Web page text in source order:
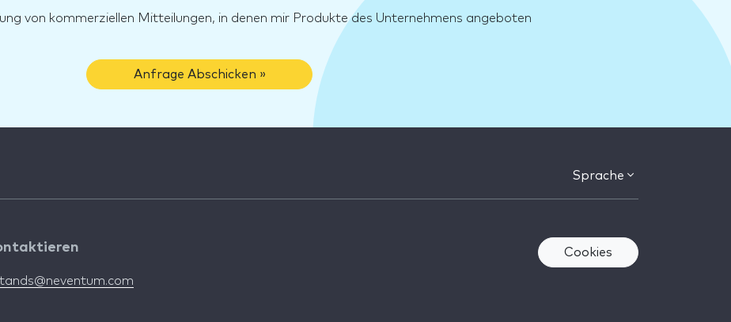
von kommerziellen Mitteilungen, in denen mir Produkte des Unternehmens angeboten
Anfrage Abschicken »
Sprache
Cookies